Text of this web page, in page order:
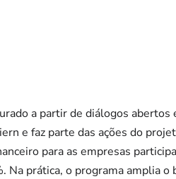
a partir de diálogos
e faz parte das ações do
para as empresas
Na prática, o programa amplia